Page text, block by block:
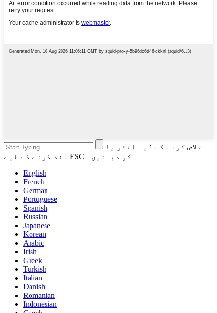
تلاش کرنے کے لیے انٹر یا
بند کرنے کے لیے ESC کو دبائیں۔
English
French
German
Portuguese
Spanish
Russian
Japanese
Korean
Arabic
Irish
Greek
Turkish
Italian
Danish
Romanian
Indonesian